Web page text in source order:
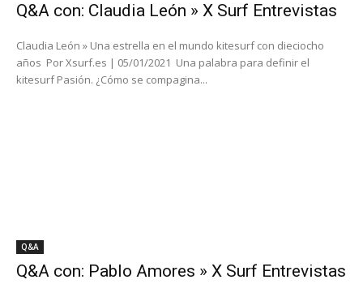
Q&A con: Claudia León » X Surf Entrevistas
Claudia León » Una estrella en el mundo kitesurf con dieciocho
años Por Xsurf.es | 05/01/2021 Una palabra para definir el
kitesurf Pasión. ¿Cómo se compagina...
Q&A
Q&A con: Pablo Amores » X Surf Entrevistas